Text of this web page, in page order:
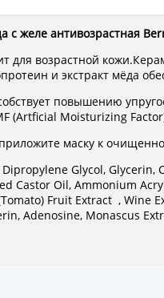
с желе антивозрастная
для возрастной
и экстракт мёда
повышению
(Artficial Moisturizing
приложите маску к
Glycol, Glycerin,
Castor Oil, Ammonium
Fruit Extract , Wine
Adenosine, Monascus